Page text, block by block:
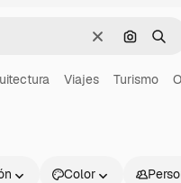
BorrarBuscar
Viajes Turismo
Color